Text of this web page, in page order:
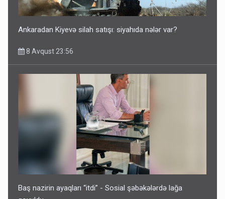
Ankaradan Kiyevə silah satışı: siyahıda nələr var?
8 Avqust 23:56
Baş nazirin ayaqları “itdi” - Sosial şəbəkələrdə lağa